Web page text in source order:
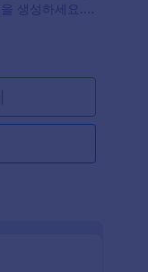
생성하세요.
폼은 사용자들
는 제품과 서비
수집할 수 있습
또는 비 영리
결하고 이메일
을 사용할 수